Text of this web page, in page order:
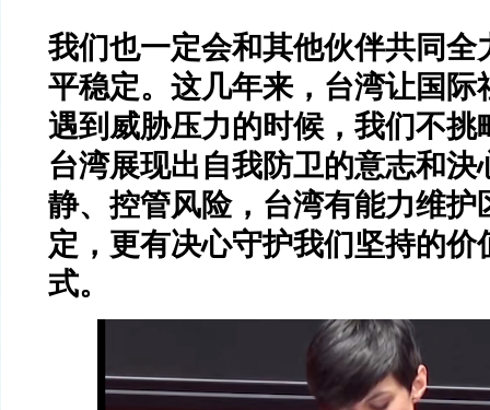
我们也一定会和其他伙伴共同全
平稳定。这几年来，台湾让国际
遇到威胁压力的时候，我们不挑
台湾展现出自我防卫的意志和決
静、控管风险，台湾有能力维护
定，更有决心守护我们坚持的价
式。